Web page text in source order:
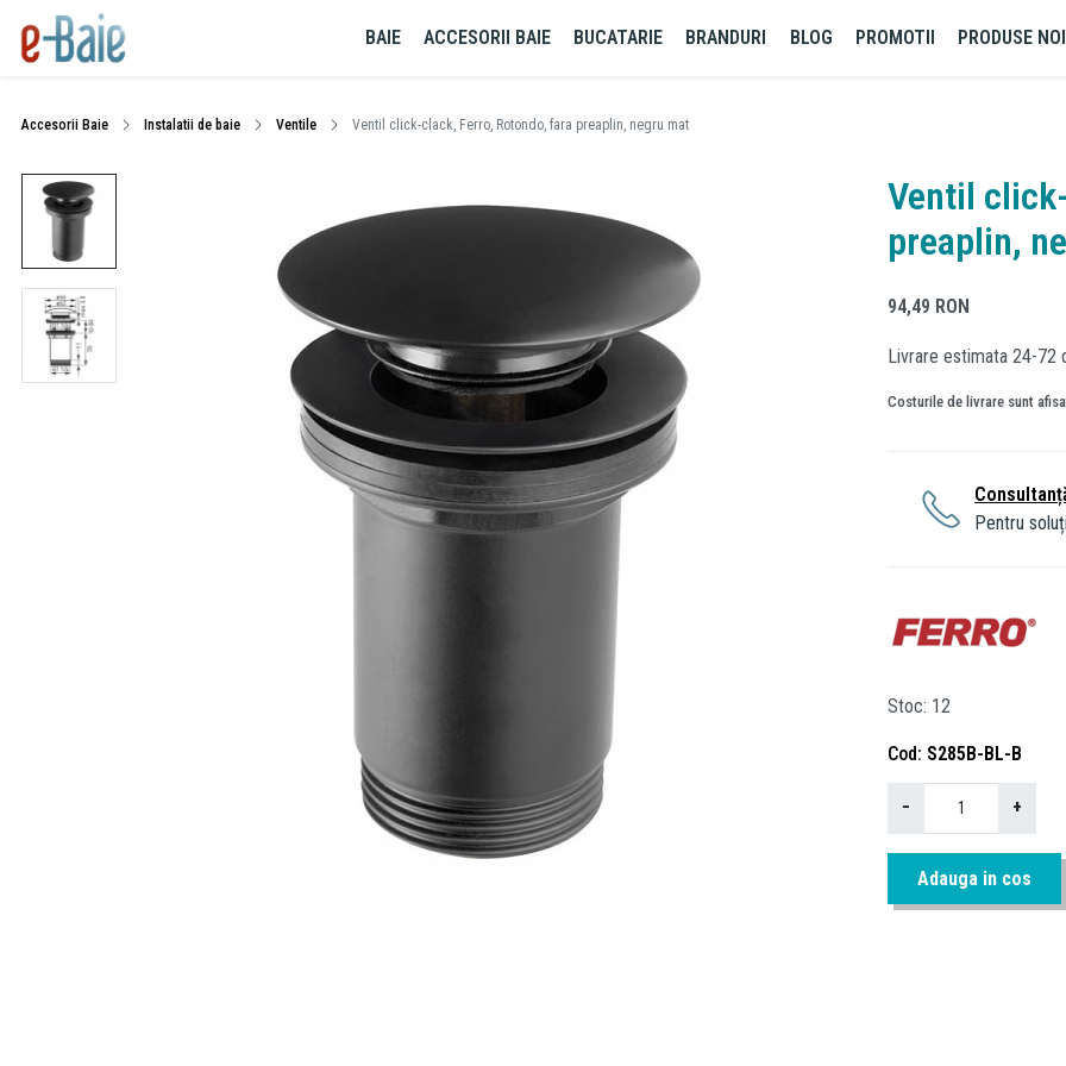
BAIE ACCESORII BAIE BUCATARIE BRANDURI BLOG PROMOTII PRODUSE NOI
Accesorii Baie Instalatii de baie Ventile Ventil click-clack, Ferro, Rotondo, fara preaplin, negru mat
Ventil
preaplin,
94,49 RON
Livrare estimata 24-72
Costurile de livrare sunt
Pentru
Stoc 12
Cod S285B-BL-B
− +
Adauga in cos